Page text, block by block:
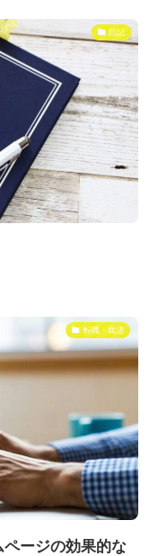
日記
転職・就活
ページの効果的な